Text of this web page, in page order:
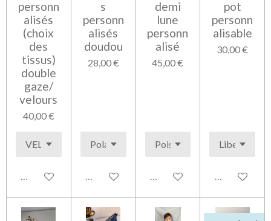
personn
alisés
(choix
des
tissus)
double
gaze/
velours
40,00 €
Voir les détails
s
personn
alisés
doudou
28,00 €
Voir les détails
demi
lune
personn
alisé
45,00 €
Voir les détails
pot
personn
alisable
30,00 €
Voir les